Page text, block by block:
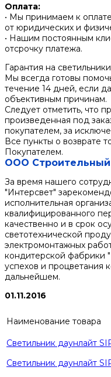
Оплата:
• Мы принимаем к
от юридических и
• Нашим постоянным
отсрочку платежа.
Гарантия на
Мы всегда готовы
течение 14 дней, если
объективным причинам.
Следует отметить, что
произведенная под
покупателем, за
Все пункты о возврате
Покупателем.
ООО Строительный
За время нашего
"Интерсвет"
исполнительная
квалифицированного
качественно и в срок
светотехнической
электромонтажных
кондитерской фабрики
успехов и процветания
дальнейшем.
01.11.2016
Наименование товара
Светильник даунлайт
Светильник даунлайт